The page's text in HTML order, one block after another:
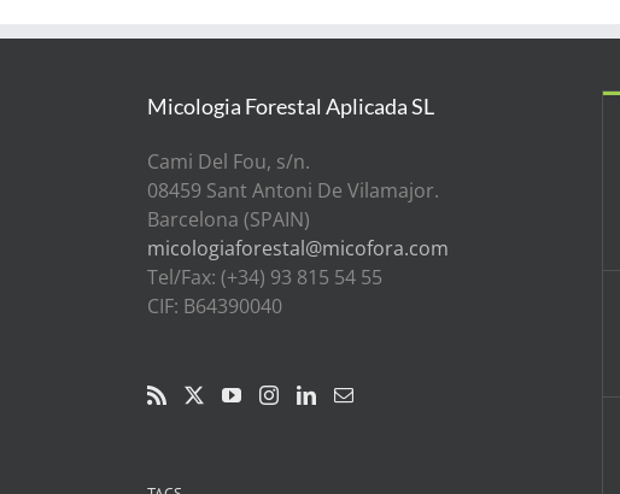
Micologia Forestal Aplicada SL
Cami Del Fou, s/n.
08459 Sant Antoni De Vilamajor.
Barcelona (SPAIN)
micologiaforestal@micofora.com
Tel/Fax: (+34) 93 815 54 55
CIF: B64390040